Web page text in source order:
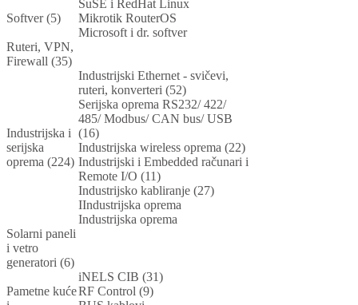
Softver (5)
SuSE i RedHat Linux
Mikrotik RouterOS
Microsoft i dr. softver
Ruteri, VPN,
Firewall (35)
Industrijska i
serijska
oprema (224)
Industrijski Ethernet - svičevi,
ruteri, konverteri (52)
Serijska oprema RS232/ 422/
485/ Modbus/ CAN bus/ USB
(16)
Industrijska wireless oprema (22)
Industrijski i Embedded računari i
Remote I/O (11)
Industrijsko kabliranje (27)
IIndustrijska oprema
Industrijska oprema
Solarni paneli
i vetro
generatori (6)
Pametne kuće
iNELS CIB (31)
RF Control (9)